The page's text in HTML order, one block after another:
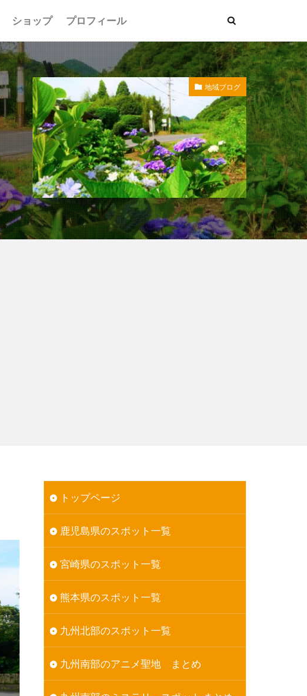
ショップ プロフィール
地域ブログ
トップページ
鹿児島県のスポット一覧
宮崎県のスポット一覧
熊本県のスポット一覧
九州北部のスポット一覧
九州南部のアニメ聖地 まとめ